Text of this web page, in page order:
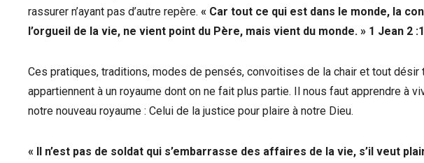
rassurer n’ayant pas d’autre repère. « Car tout ce qui est dans le monde, la
l’orgueil de la vie, ne vient point du Père, mais vient du monde. » 1 Jean 2
Ces pratiques, traditions, modes de pensés, convoitises de la chair et tout
appartiennent à un royaume dont on ne fait plus partie. Il nous faut apprendre à
notre nouveau royaume : Celui de la justice pour plaire à notre Dieu.
« Il n’est pas de soldat qui s’embarrasse des affaires de la vie, s’il veut